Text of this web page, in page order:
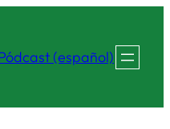
(español)